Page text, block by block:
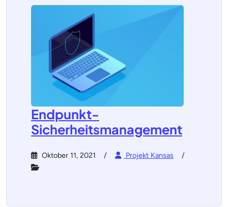
Endpunkt-
Sicherheitsmanagement
Oktober 11, 2021 Projekt Kansas